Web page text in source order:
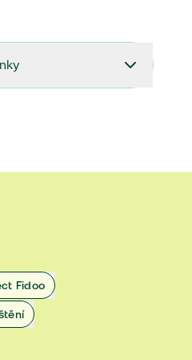
do 31.10.2022
do 8.7.2020
do 31.10.2019
Fidoo